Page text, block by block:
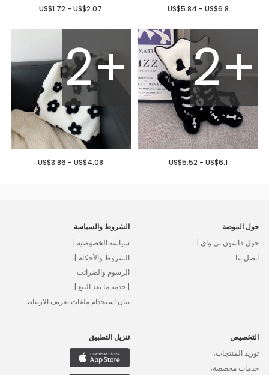
US$5.84 - US$6.8
US$1.72 - US$2.07
2+
US$5.52 - US$6.1
2+
US$3.86 - US$4.08
حول الموضة
حول فاشون تي واي |
اتصل بنا
الشروط والسياسة
سياسة الخصوصية |
الشروط والأحكام |
الرسوم والضرائب
| خدمة ما بعد البيع |
بيان استخدام ملفات تعريف الارتباط
التخصيص
توريد المنتجات،
خدمات مخصصة،
تنزيل التطبيق